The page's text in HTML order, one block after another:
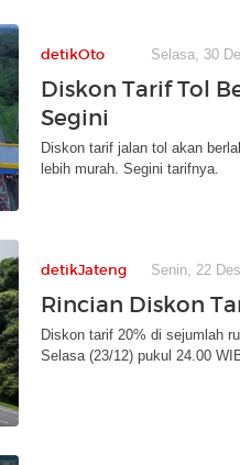
detikOto Selasa, 30
Diskon Tarif Tol
Segini
Diskon tarif jalan tol akan
lebih murah. Segini tarifnya.
detikJateng Senin, 22
Rincian Diskon
Diskon tarif 20% di sejumlah
Selasa (23/12) pukul 24.00